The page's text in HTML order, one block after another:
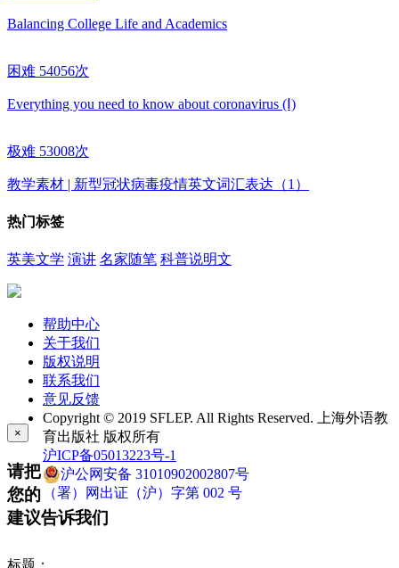
Balancing College Life and Academics
困难 54056次
Everything you need to know about coronavirus (Ⅰ)
极难 53008次
教学素材 | 新型冠状病毒疫情英文词汇表达（1）
热门标签
英美文学 演讲 名家随笔 科普说明文
帮助中心
关于我们
版权说明
联系我们
意见反馈
Copyright © 2019 SFLEP. All Rights Reserved. 上海外语教
育出版社 版权所有
沪ICP备05013223号-1
沪公网安备 31010902002807号
（署）网出证（沪）字第 002 号
×
请把
您的
建议告诉我们
标题：